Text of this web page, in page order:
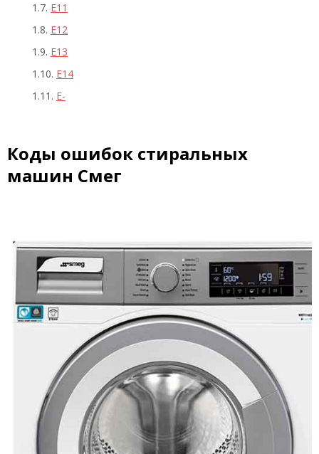
E11
E12
E13
E14
E-
Коды ошибок стиральных
машин Смег